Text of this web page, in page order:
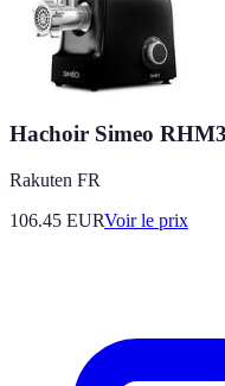
Hachoir Simeo
Rakuten FR
106.45 EURVoir le prix